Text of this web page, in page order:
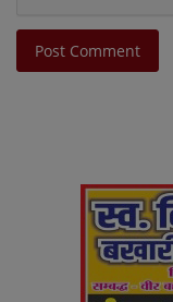
Post Comment